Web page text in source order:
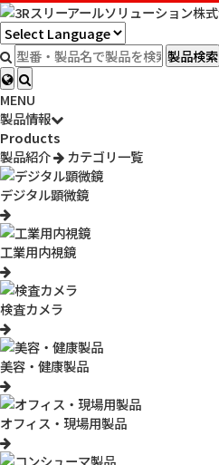
製品検索
MENU
製品情報
Products
製品紹介
カテゴリ一覧
デジタル顕微鏡
工業用内視鏡
検査カメラ
美容・健康製品
オフィス・現場用製品
無料デモ機貸し
申込フォーム
ご利用の流れ
1. お申し込み
ページ上部の【フォーム】
受付後、弊社でデモ機品の在庫を
除く）にメールにてお知らせいたし
複数台のデモ機貸し出しをご希望
入力ください。
2. 貸出可能日ご連絡
受付後、弊社でデモ機の予約状況
いたします。
※貸出状況によってはご希望に添え
※LED拡大鏡、LEDライトなど一部
す
3. 発送
双方元払いとなります。発送時は
デモ機貸し出し期間は原則として
返却出荷日含む）です。